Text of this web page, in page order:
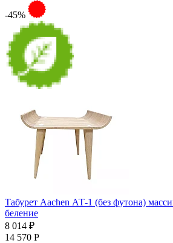
-45%
Табурет Aachen АТ-1 (без футона)
беление
8 014 ₽
14 570 Р